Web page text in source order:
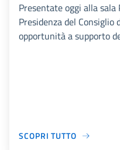
Presentate oggi alla
Presidenza del
opportunità a supporto
SCOPRI TUTTO